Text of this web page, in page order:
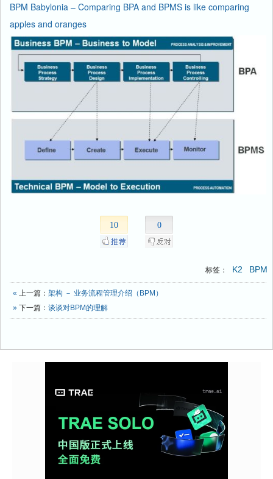
BPM Babylonia – Comparing BPA and BPMS is like comparing
apples and oranges
10 0
标签： K2 BPM
« 上一篇： 架构 － 业务流程管理介绍（BPM）
» 下一篇： 谈谈对BPM的理解